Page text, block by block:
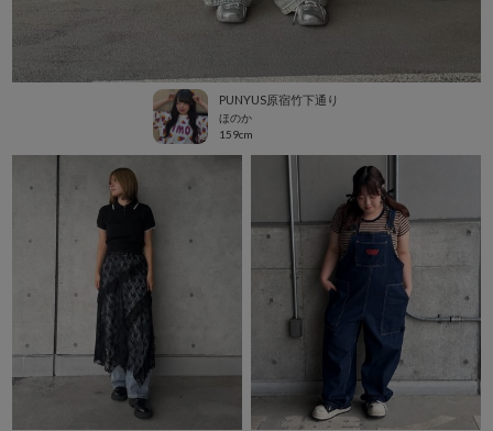
PUNYUS原宿竹下通り
ほのか
159cm